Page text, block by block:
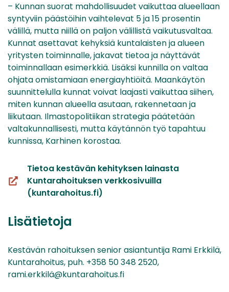
– Kunnan suorat mahdollisuudet vaikuttaa alueellaan
syntyviin päästöihin vaihtelevat 5 ja 15 prosentin
välillä, mutta niillä on paljon välillistä vaikutusvaltaa.
Kunnat asettavat kehyksiä kuntalaisten ja alueen
yritysten toiminnalle, jakavat tietoa ja näyttävät
toiminnallaan esimerkkiä. Lisäksi kunnilla on valtaa
ohjata omistamiaan energiayhtiöitä. Maankäytön
suunnittelulla kunnat voivat laajasti vaikuttaa siihen,
miten kunnan alueella asutaan, rakennetaan ja
liikutaan. Ilmastopolitiikan strategia päätetään
valtakunnallisesti, mutta käytännön työ tapahtuu
kunnissa, Karhinen korostaa.
Tietoa kestävän kehityksen lainasta
Kuntarahoituksen verkkosivuilla
(kuntarahoitus.fi)
(siirryt
toiseen
Lisätietoja
Kestävän rahoituksen senior asiantuntija Rami Erkkilä,
Kuntarahoitus, puh. +358 50 348 2520,
rami.erkkilä@kuntarahoitus.fi